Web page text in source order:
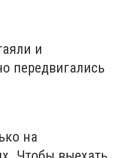
и
передвигались
на